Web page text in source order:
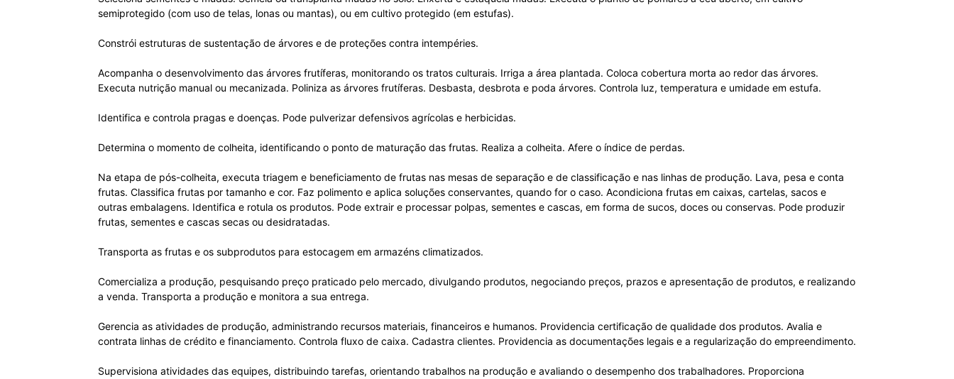
semiprotegido (com uso de telas, lonas ou mantas), ou em cultivo protegido (em estufas).
Constrói estruturas de sustentação de árvores e de proteções contra intempéries.
Acompanha o desenvolvimento das árvores frutíferas, monitorando os tratos culturais. Irriga a área plantada. Coloca cobertura morta ao redor das árvores.
Executa nutrição manual ou mecanizada. Poliniza as árvores frutíferas. Desbasta, desbrota e poda árvores. Controla luz, temperatura e umidade em estufa.
Identifica e controla pragas e doenças. Pode pulverizar defensivos agrícolas e herbicidas.
Determina o momento de colheita, identificando o ponto de maturação das frutas. Realiza a colheita. Afere o índice de perdas.
Na etapa de pós-colheita, executa triagem e beneficiamento de frutas nas mesas de separação e de classificação e nas linhas de produção. Lava, pesa e conta
frutas. Classifica frutas por tamanho e cor. Faz polimento e aplica soluções conservantes, quando for o caso. Acondiciona frutas em caixas, cartelas, sacos e
outras embalagens. Identifica e rotula os produtos. Pode extrair e processar polpas, sementes e cascas, em forma de sucos, doces ou conservas. Pode produzir
frutas, sementes e cascas secas ou desidratadas.
Transporta as frutas e os subprodutos para estocagem em armazéns climatizados.
Comercializa a produção, pesquisando preço praticado pelo mercado, divulgando produtos, negociando preços, prazos e apresentação de produtos, e realizando
a venda. Transporta a produção e monitora a sua entrega.
Gerencia as atividades de produção, administrando recursos materiais, financeiros e humanos. Providencia certificação de qualidade dos produtos. Avalia e
contrata linhas de crédito e financiamento. Controla fluxo de caixa. Cadastra clientes. Providencia as documentações legais e a regularização do empreendimento.
Supervisiona atividades das equipes, distribuindo tarefas, orientando trabalhos na produção e avaliando o desempenho dos trabalhadores. Proporciona